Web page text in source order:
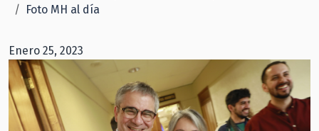
Foto MH al día
Enero 25, 2023